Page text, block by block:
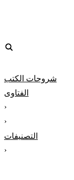
شروحات الكتب
الفتاوى
‹
‹
التصنيفات
‹